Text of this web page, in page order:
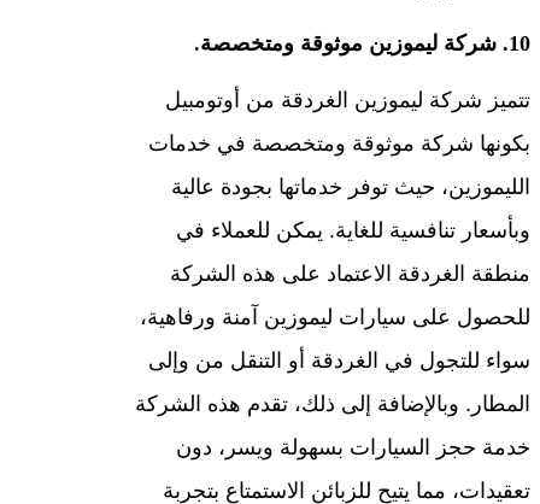
10. شركة ليموزين موثوقة ومتخصصة.
تتميز شركة ليموزين الغردقة من أوتومبيل
بكونها شركة موثوقة ومتخصصة في خدمات
الليموزين، حيث توفر خدماتها بجودة عالية
وبأسعار تنافسية للغاية. يمكن للعملاء في
منطقة الغردقة الاعتماد على هذه الشركة
للحصول على سيارات ليموزين آمنة ورفاهية،
سواء للتجول في الغردقة أو التنقل من وإلى
المطار. وبالإضافة إلى ذلك، تقدم هذه الشركة
خدمة حجز السيارات بسهولة ويسر، دون
تعقيدات، مما يتيح للزبائن الاستمتاع بتجربة